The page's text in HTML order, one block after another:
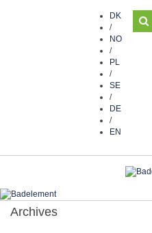
DK
/
NO
/
PL
/
SE
/
DE
/
EN
Archives